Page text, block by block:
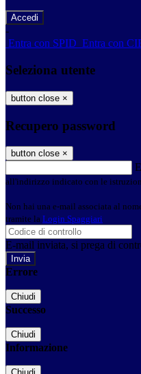
-
Entra con SPID Entra con
Seleziona utente
button close ×
Recupero password
button close ×
all'indirizzo indicato con le
Non hai una e-mail associata al
tramite la Login Spaggiari
E-mail inviata, si prega di
Errore
Chiudi
Successo
Chiudi
Informazione